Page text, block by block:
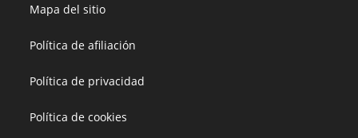
Mapa del sitio
Política de afiliación
Política de privacidad
Política de cookies